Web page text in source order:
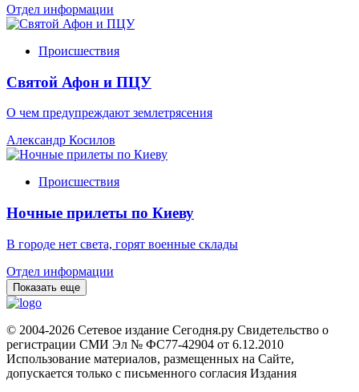
Отдел информации
Происшествия
Святой Афон и ПЦУ
О чем предупреждают землетрясения
Александр Косилов
Происшествия
Ночные прилеты по Киеву
В городе нет света, горят военные склады
Отдел информации
Показать еще
© 2004-2026 Сетевое издание Сегодня.ру Свидетельство о
регистрации СМИ Эл № ФС77-42904 от 6.12.2010
Использование материалов, размещенных на Сайте,
допускается только с письменного согласия Издания